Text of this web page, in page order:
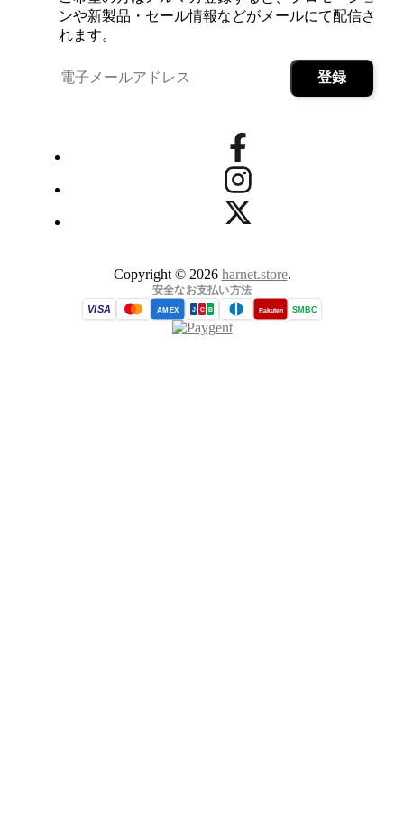
ンや新製品・セール情報などがメールにて配信さ
れます。
Copyright © 2026 harnet.store.
安全なお支払い方法
VISA AMEX J C B Rakuten SMBC